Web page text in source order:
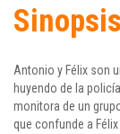
Sinopsis
Antonio y Félix son
huyendo de la
monitora de un
que confunde a